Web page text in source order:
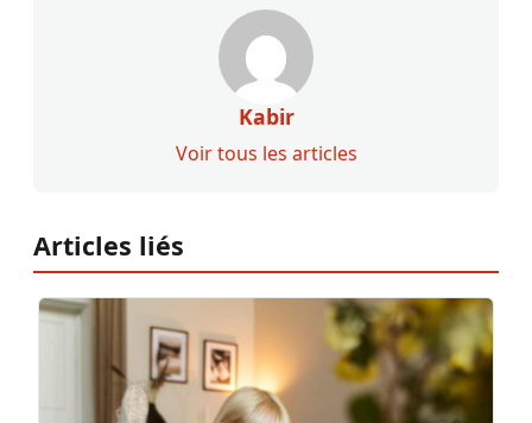
Kabir
Voir tous les articles
Articles liés